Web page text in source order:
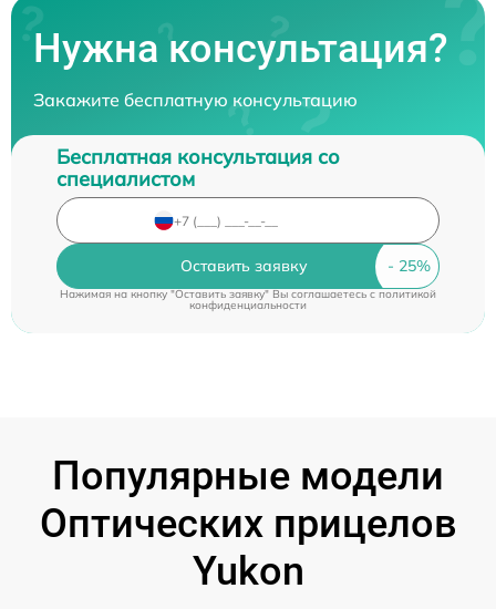
Нужна консультация?
Закажите бесплатную консультацию
Бесплатная консультация со
специалистом
Оставить заявку
Нажимая на кнопку "Оставить заявку" Вы соглашаетесь cполитикой
конфиденциальности
Популярные модели
Оптических прицелов
Yukon